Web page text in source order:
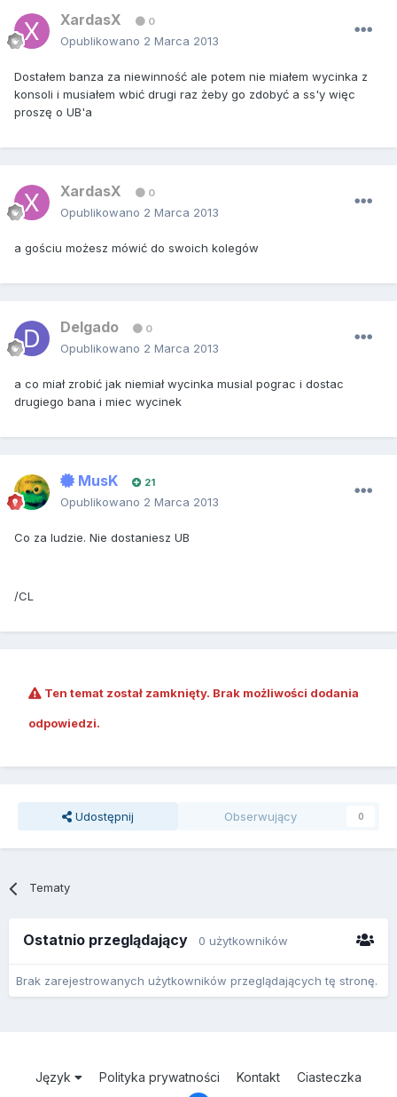
XardasX 0
Opublikowano 2 Marca 2013
Dostałem banza za niewinność ale potem nie miałem wycinka z
konsoli i musiałem wbić drugi raz żeby go zdobyć a ss'y więc
proszę o UB'a
XardasX 0
Opublikowano 2 Marca 2013
a gościu możesz mówić do swoich kolegów
Delgado 0
Opublikowano 2 Marca 2013
a co miał zrobić jak niemiał wycinka musial pograc i dostac
drugiego bana i miec wycinek
MusK 21
Opublikowano 2 Marca 2013
Co za ludzie. Nie dostaniesz UB
/CL
Ten temat został zamknięty. Brak możliwości dodania
odpowiedzi.
Udostępnij Obserwujący 0
Tematy
Ostatnio przeglądający 0 użytkowników
Brak zarejestrowanych użytkowników przeglądających tę stronę.
Język Polityka prywatności Kontakt Ciasteczka